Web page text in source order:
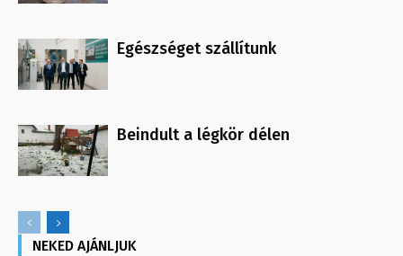
Egészséget szállítunk
Beindult a légkör délen
NEKED AJÁNLJUK